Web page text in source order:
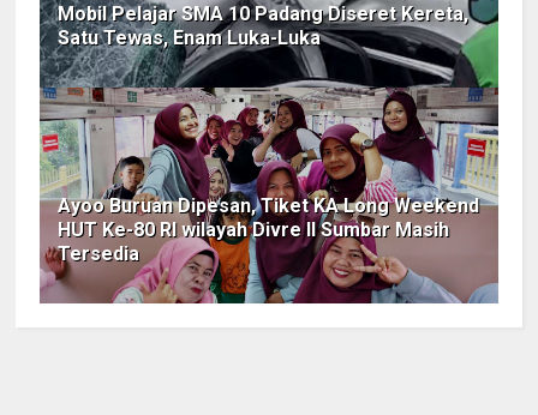
Mobil Pelajar SMA 10 Padang Diseret Kereta,
Satu Tewas, Enam Luka-Luka
Ayoo Buruan Dipesan, Tiket KA Long Weekend
HUT Ke-80 RI wilayah Divre II Sumbar Masih
Tersedia